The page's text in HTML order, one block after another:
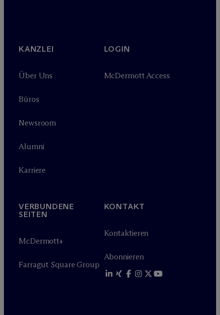
KANZLEI
Über Uns
Büros
Newsroom
Alumni
Karriere
LOGIN
McDermott Access
VERBUNDENE
SEITEN
McDermott+
Farragut Square Group
KONTAKT
Kontaktieren
Abonnieren